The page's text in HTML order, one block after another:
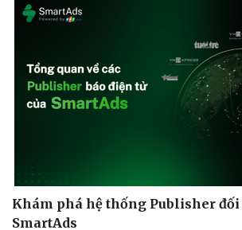
Doanh nghiệp
Thông tin doanh nghiệp
Doanh nghiệp 24h
Công
Sành điệu
Tin
Trải
Khám phá hệ thống Publisher đối
SmartAds